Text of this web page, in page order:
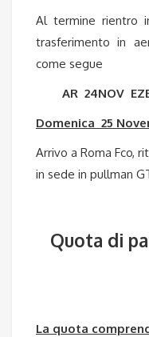
Al termine rientro
trasferimento in
come segue
AR 24NOV
Domenica 25
Arrivo a Roma Fco,
in sede in pullman
Quota di
La quota